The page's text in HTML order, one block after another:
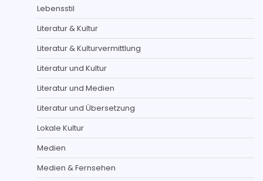
Lebensstil
Literatur & Kultur
Literatur & Kulturvermittlung
Literatur und Kultur
Literatur und Medien
Literatur und Übersetzung
Lokale Kultur
Medien
Medien & Fernsehen